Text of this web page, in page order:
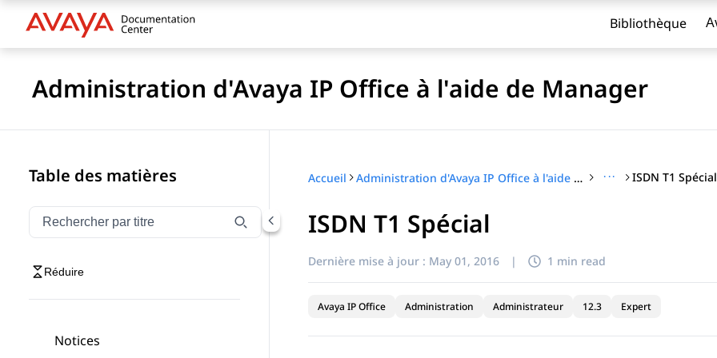
Bibliothèque
Administration d'Avaya IP Office à l'aide de Manager
Table des matières
Filtrer la navigation par titre
Saisissez pour filtrer les éléments de navigation par titre
Réduire
Notices
Accueil Administration d'Avaya IP Office à l'aide de Manager ··· ISDN T1 Spécial
ISDN T1 Spécial
Dernière mise à jour : May 01, 2016 | 1 min read
Avaya IP Office Administration Administrateur 12.3 Expert